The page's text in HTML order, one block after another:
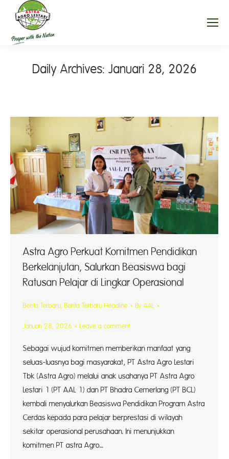
Daily Archives: Januari 28, 2026
Astra Agro Perkuat Komitmen Pendidikan
Berkelanjutan, Salurkan Beasiswa bagi
Ratusan Pelajar di Lingkar Operasional
Berita Terbaru, Berita Terbaru Headline By AAL
Januari 28, 2026 Leave a comment
Sebagai wujud komitmen memberikan manfaat yang
seluas-luasnya bagi masyarakat, PT Astra Agro Lestari
Tbk (Astra Agro) melalui anak usahanya PT Astra Agro
Lestari 1 (PT AAL 1) dan PT Bhadra Cemerlang (PT BCL)
kembali menyalurkan Beasiswa Pendidikan Program Astra
Cerdas kepada para pelajar berprestasi di wilayah
sekitar operasional perusahaan. Ini menunjukkan
komitmen PT astra Agro…